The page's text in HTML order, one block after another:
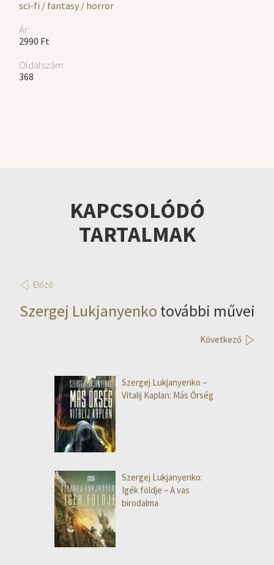
sci-fi / fantasy / horror
Ár:
2990 Ft
Oldalszám:
368
KAPCSOLÓDÓ
TARTALMAK
Előző
Szergej Lukjanyenko további művei
Következő
Szergej Lukjanyenko –
Vitalij Kaplan: Más Őrség
Szergej Lukjanyenko:
Igék földje – A vas
birodalma